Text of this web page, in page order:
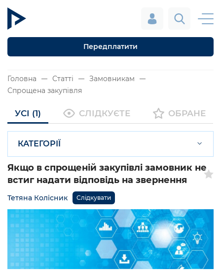
Передплатити
Головна Статті
Замовникам
Спрощена закупівля
УСІ (1) СЛІДКУЄТЕ ОБРАНЕ
КАТЕГОРІЇ
Якщо в спрощеній закупівлі замовник не
встиг надати відповідь на звернення
Тетяна Колісник Слідкувати